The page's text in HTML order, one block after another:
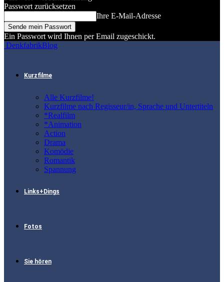
Passwort zurücksetzen
Ihre E-Mail-Adresse
Ein Passwort wird Ihnen per Email zugeschickt.
DenkfabrikBlog
Kurzfilme
Alle Kurzfilme!
Kurzfilme nach Regisseur/in, Sprache und Untertiteln
*Realfilm
*Animation
Action
Drama
Komödie
Romantik
Spannung
Links+Dings
Fotos
Sie hören